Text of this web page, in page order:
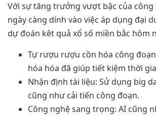
Với sự tăng trưởng vượt bậc của
ngày càng dính vào việc áp dụng đại
dự đoán kêt quả xổ số miền bắc hôm
Tự rượu rượu cồn hóa công
hóa hóa đã giúp tiết kiệm thời
Nhận định tài liệu: Sử dụng big
cũng như cải tiến công đoạn.
Công nghệ sang trọng: AI cũng